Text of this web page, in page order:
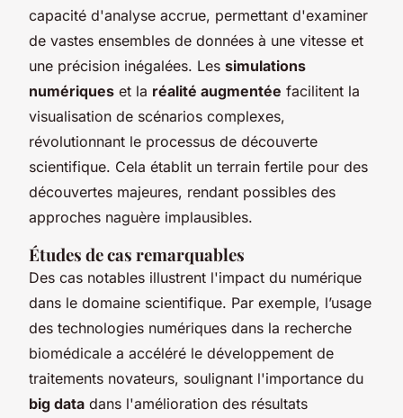
capacité d'analyse accrue, permettant d'examiner
de vastes ensembles de données à une vitesse et
une précision inégalées. Les simulations
numériques et la réalité augmentée facilitent la
visualisation de scénarios complexes,
révolutionnant le processus de découverte
scientifique. Cela établit un terrain fertile pour des
découvertes majeures, rendant possibles des
approches naguère implausibles.
Études de cas remarquables
Des cas notables illustrent l'impact du numérique
dans le domaine scientifique. Par exemple, l’usage
des technologies numériques dans la recherche
biomédicale a accéléré le développement de
traitements novateurs, soulignant l'importance du
big data dans l'amélioration des résultats